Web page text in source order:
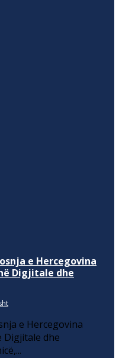
e Hercegovina
Digjitale dhe
e Hercegovina
Digjitale dhe